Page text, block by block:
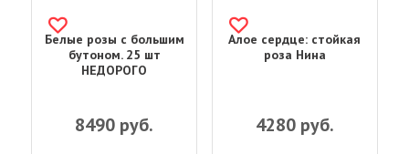
Белые розы с большим
бутоном. 25 шт
НЕДОРОГО
8490 руб.
Алое сердце: стойкая
роза Нина
4280руб.